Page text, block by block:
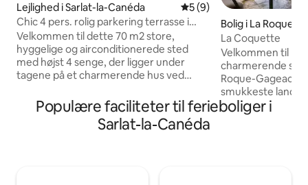
Lejlighed i Sarlat-la-Canéda 5 ud af 5 i gennemsnitlig
5 (9)
Chic 4 pers. rolig parkering terrasse i
hjertet af Sarlat
Velkommen til dette 70 m2 store,
hyggelige og airconditionerede sted
med højst 4 senge, der ligger under
tagene på et charmerende hus ved
Det er for nylig blevet renoveret og
kombinerer autenticitet, charme og
luksuskomfort: Wi-fi, 50" smart-tv +
Bolig i La Roque-
La Coquette
Velkommen til La
charmerende
Roque-Gageac,
smukkeste
udsigt over
nærheden,
Populære faciliteter til ferieboliger i
Sarlat-la-Canéda